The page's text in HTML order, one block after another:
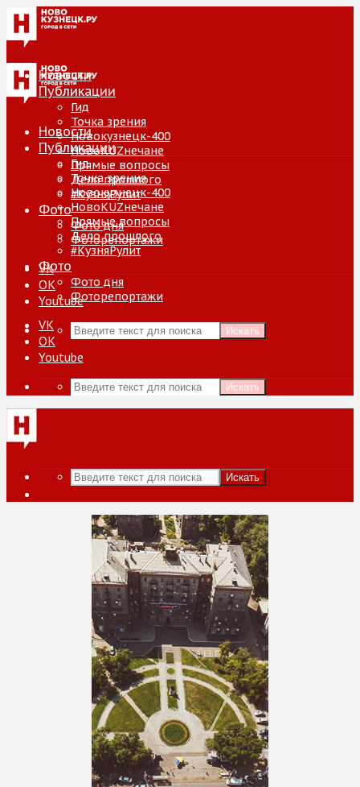
Новости
Публикации
Гид
Точка зрения
Новокузнецк-400
НовоKUZнечане
Прямые вопросы
Дело прошлого
#КузняРулит
Фото
Фото дня
Фоторепортажи
VK
ОК
Youtube
Искать
Новости
Публикации
Гид
Точка зрения
Новокузнецк-400
НовоKUZнечане
Прямые вопросы
Дело прошлого
#КузняРулит
Фото
Фото дня
Фоторепортажи
VK
ОК
Youtube
Искать
Искать